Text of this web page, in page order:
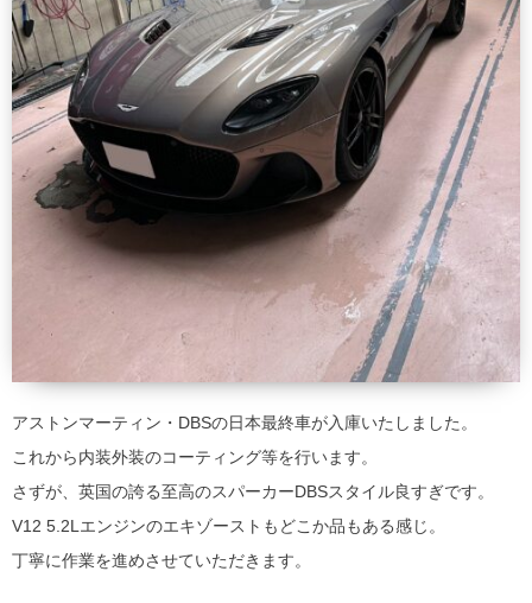
アストンマーティン・DBSの日本最終車が入庫いたしました。
これから内装外装のコーティング等を行います。
さずが、英国の誇る至高のスパーカーDBSスタイル良すぎです。
V12 5.2Lエンジンのエキゾーストもどこか品もある感じ。
丁寧に作業を進めさせていただきます。